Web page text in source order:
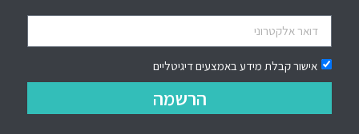
אישור קבלת מידע באמצעים דיגיטליים
הרשמה